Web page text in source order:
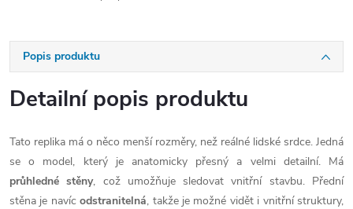
Popis produktu
Detailní popis produktu
Tato replika má o něco menší rozměry, než reálné lidské srdce. Jedná
se o model, který je anatomicky přesný a velmi detailní. Má
průhledné stěny, což umožňuje sledovat vnitřní stavbu. Přední
stěna je navícodstranitelná, takže je možné vidět i vnitřní struktury,